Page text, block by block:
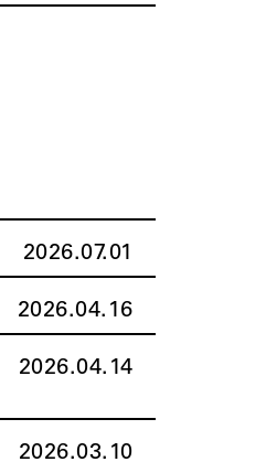
2026.07.01
2026.04.16
2026.04.14
2026.03.10